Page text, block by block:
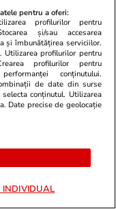
fibre și
02 iul.
07 iul.
pentru a oferi:
profilurilor pentru
și/sau accesarea
și îmbunătățirea serviciilor.
Utilizarea profilurilor pentru
profilurilor pentru
conținutului.
de date din surse
conținutul. Utilizarea
Date precise de geolocație
INDIVIDUAL